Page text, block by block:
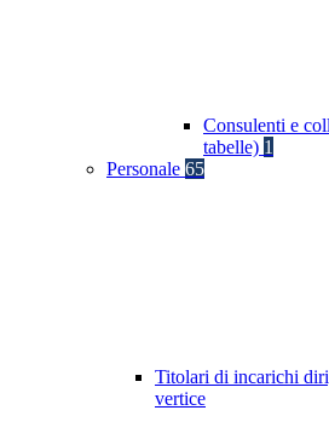
Consulenti e
tabelle) 1
Personale 65
Titolari di incarichi
vertice